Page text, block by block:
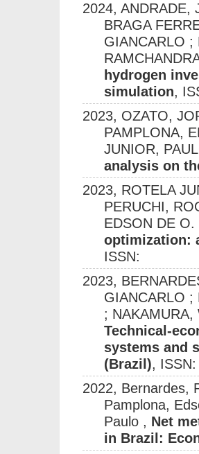
2024, ANDRADE,
BRAGA
GIANCARLO ;
hydrogen
simulation,
2023, OZATO,
PAMPLONA,
JUNIOR,
analysis on
2023, ROTELA
PERUCHI,
EDSON DE
optimization:
ISSN:
2023,
GIANCARLO ;
; NAKAMURA,
Technical-
systems and
(Brazil), ISSN:
2022, Bernardes,
Pamplona,
Paulo , Net
in Brazil: